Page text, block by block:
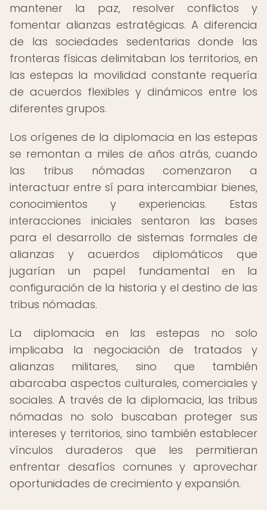
mantener la paz, resolver conflictos y
fomentar alianzas estratégicas. A diferencia
de las sociedades sedentarias donde las
fronteras físicas delimitaban los territorios, en
las estepas la movilidad constante requería
de acuerdos flexibles y dinámicos entre los
diferentes grupos.
Los orígenes de la diplomacia en las estepas
se remontan a miles de años atrás, cuando
las tribus nómadas comenzaron a
interactuar entre sí para intercambiar bienes,
conocimientos y experiencias. Estas
interacciones iniciales sentaron las bases
para el desarrollo de sistemas formales de
alianzas y acuerdos diplomáticos que
jugarían un papel fundamental en la
configuración de la historia y el destino de las
tribus nómadas.
La diplomacia en las estepas no solo
implicaba la negociación de tratados y
alianzas militares, sino que también
abarcaba aspectos culturales, comerciales y
sociales. A través de la diplomacia, las tribus
nómadas no solo buscaban proteger sus
intereses y territorios, sino también establecer
vínculos duraderos que les permitieran
enfrentar desafíos comunes y aprovechar
oportunidades de crecimiento y expansión.